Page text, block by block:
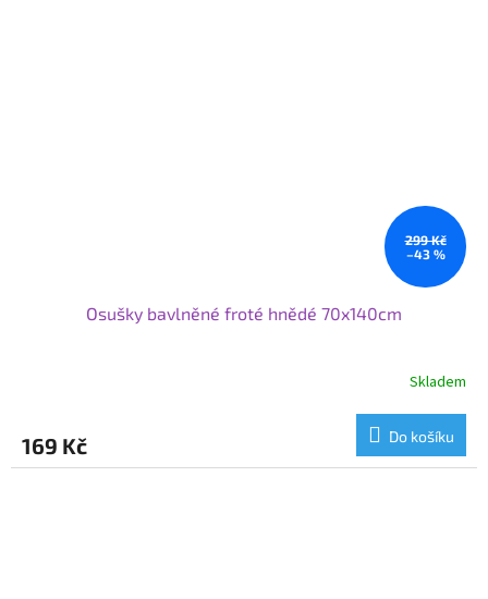
299 Kč
–43 %
Osušky bavlněné froté hnědé 70x140cm
Skladem
169 Kč Do košíku